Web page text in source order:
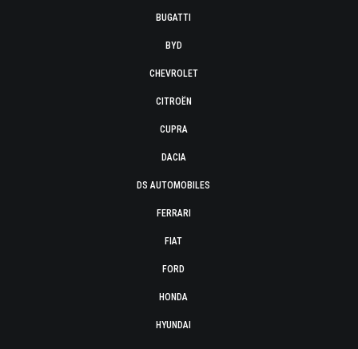
BUGATTI
BYD
CHEVROLET
CITROËN
CUPRA
DACIA
DS AUTOMOBILES
FERRARI
FIAT
FORD
HONDA
HYUNDAI